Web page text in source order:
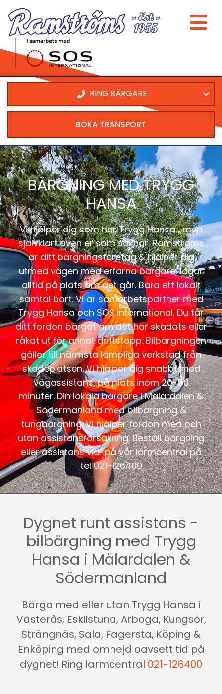
RING BÄRGARE
BOKA TRANSPORT
BÄRGNING MED TRYGG
HANSA
Vi hjälper dig som har Trygg Hansa , men
självklart även er som saknar. Ramströms
är ditt bärgningsföretag & hjälper dig
utmed vägen med erfarna bärgare, lagar
alltid på plats om det går. Bara ett lokalt
samtal bort. Vi är samarbetspartner med
Trygg Hansa och SOS international. Du får
ditt fordon bärgat om det har skadats eller
råkat ut för annat driftstopp. Bilbärgningen
gäller till närmsta lämpliga verkstad från
skadeplatsen. Vi hjälper dig snabbt med
vägassistans, på plats inom 20-50
minuter. Din lokala bärgare i Mälardalen &
Södermanland med bilbärgning &
tungbärgning. Vi hjälper fordon med och
utan assistansförsäkring. Beställ bärgning
eller assistans via på vår larmcentral på
tel021-126400
Dygnet runt assistans -
bilbärgning med Trygg
Hansa i Mälardalen &
Södermanland
Bärga med eller utan Trygg Hansa i
Västerås, Eskilstuna, Arboga, Kungsör,
Strängnäs, Sala, Fagersta, Köping &
Enköping med omnejd oavsett tid på
dygnet! Ring larmcentral 021-126400